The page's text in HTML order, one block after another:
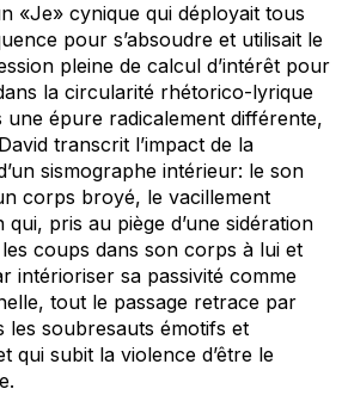
«Je» cynique qui déployait tous
pour s’absoudre et utilisait le
pleine de calcul d’intérêt pour
la circularité rhétorico-lyrique
une épure radicalement différente,
transcrit l’impact de la
sismographe intérieur: le son
corps broyé, le vacillement
pris au piège d’une sidération
coups dans son corps à lui et
intérioriser sa passivité comme
tout le passage retrace par
les soubresauts émotifs et
qui subit la violence d’être le